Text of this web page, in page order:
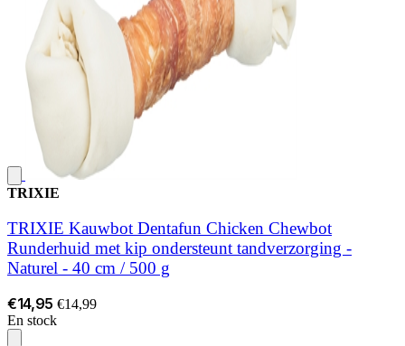
TRIXIE
TRIXIE Kauwbot Dentafun Chicken Chewbot
Runderhuid met kip ondersteunt tandverzorging -
Naturel - 40 cm / 500 g
€14,95 €14,99
En stock